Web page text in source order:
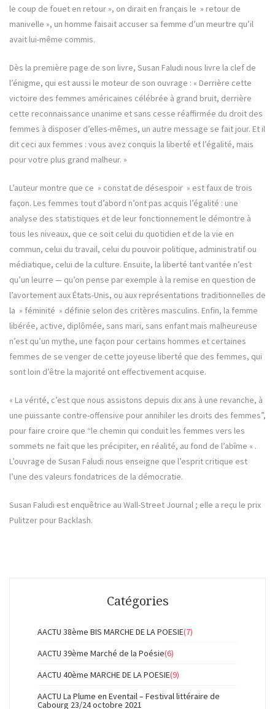
le coup de fouet en retour », on dirait en français le » retour de
manivelle », un homme faisait accuser sa femme d’un meurtre qu’il
avait lui-même commis.
Dès la première page de son livre, Susan Faludi nous livre la clef de
l’énigme, qui est aussi le moteur de son ouvrage : « Derrière cette
victoire des femmes américaines célébrée à grand bruit, derrière
cette reconnaissance unanime et sans cesse réaffirmée du droit des
femmes à disposer d’elles-mêmes, un autre message se fait jour. Et il
dit ceci aux femmes : vous avez conquis la liberté et l’égalité, mais
pour votre plus grand malheur. »
L’auteur montre que ce » constat de désespoir » est faux de trois
façon. Les femmes tout d’abord n’ont pas acquis l’égalité : une
analyse des statistiques et de leur fonctionnement le démontre à
tous les niveaux, que ce soit celui du quotidien et de la vie en
commun, celui du travail, celui du pouvoir politique, administratif ou
médiatique, celui de la culture. Ensuite, la liberté tant vantée n’est
qu’un leurre — qu’on pense par exemple à la remise en question de
l’avortement aux États-Unis, ou aux représentations traditionnelles de
la » féminité » définie selon des critères masculins. Enfin, la femme
libérée, active, diplômée, sans mari, sans enfant mais malheureuse
n’est qu’un mythe, une façon pour certains hommes et certaines
femmes de se venger de cette joyeuse liberté que des femmes, qui
sont loin d’être la majorité ont effectivement acquise.
« La vérité, c’est que nous assistons depuis dix ans à une revanche, à
une puissante contre-offensive pour annihiler les droits des femmes”,
pour faire croire que “le chemin qui conduit les femmes vers les
sommets ne fait que les précipiter, en réalité, au fond de l’abîme « .
L’ouvrage de Susan Faludi nous enseigne que l’esprit critique est
l’une des valeurs fondatrices de la démocratie.
Susan Faludi est enquêtrice au Wall-Street Journal ; elle a reçu le prix
Pulitzer pour Backlash.
Catégories
AACTU 38ème BIS MARCHE DE LA POESIE(7)
AACTU 39ème Marché de la Poésie(6)
AACTU 40ème MARCHE DE LA POESIE(9)
AACTU La Plume en Eventail – Festival littéraire de
Cabourg 23/24 octobre 2021